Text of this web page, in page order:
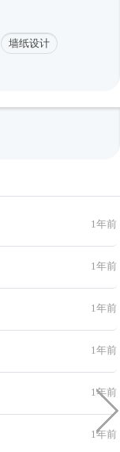
墙纸设计
1年前
1年前
1年前
1年前
1年前
1年前